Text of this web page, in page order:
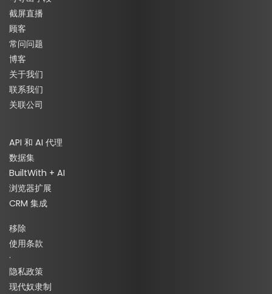
截屏直播
顾客
常问问题
博客
关于我们
联系我们
关联公司
API 和 AI 代理
数据集
BuiltWith + AI
浏览器扩展
CRM 集成
移除
使用条款
·
隐私政策
现代奴隶制